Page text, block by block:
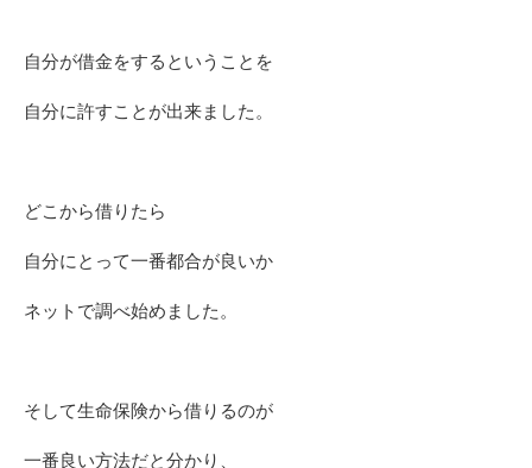
自分が借金をするということを
自分に許すことが出来ました。
どこから借りたら
自分にとって一番都合が良いか
ネットで調べ始めました。
そして生命保険から借りるのが
一番良い方法だと分かり、